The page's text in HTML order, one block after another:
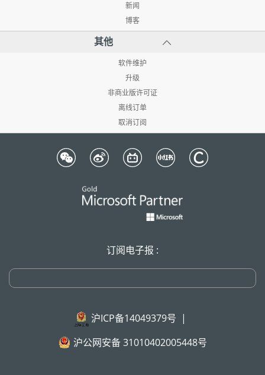
新闻
博客
其他
软件维护
升级
非商业版许可证
离线订单
取消订阅
订阅电子报 :
沪ICP备14049379号 |
沪公网安备 31010402005448号